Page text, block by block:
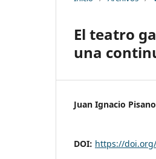
El teatro
una
Juan Ignacio Pisano
DOI: https://